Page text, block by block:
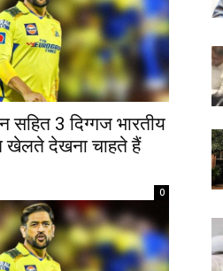
3 दिग्गज भारतीय
खेलते देखना चाहते हैं
0